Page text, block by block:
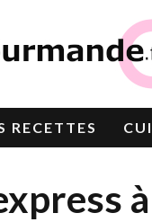
RECETTES